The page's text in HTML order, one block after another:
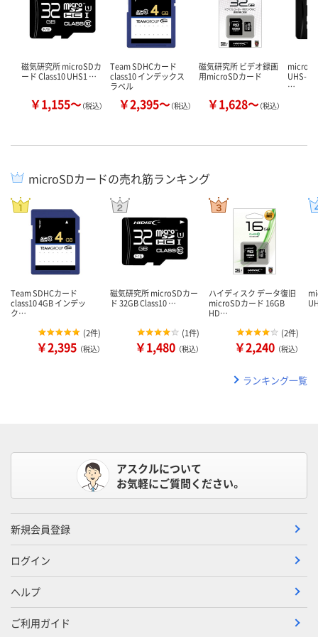
磁気研究所 microSDカ
ード Class10 UHS1 …
￥1,155～（税込）
Team SDHCカード
class10 インデックス
ラベル
￥2,395～（税込）
磁気研究所 ビデオ録画
用microSDカード
￥1,628～（税込）
UHS-I（
…
microSDカードの売れ筋ランキング
Team SDHCカード
class10 4GB インデッ
ク…
(2件)
￥2,395 （税込）
磁気研究所 microSDカー
ド 32GB Class10 …
(1件)
￥1,480 （税込）
ハイディスク データ復旧
microSDカード 16GB
HD…
(2件)
￥2,240 （税込）
ランキング一覧
アスクルについて
お気軽にご質問ください。
新規会員登録
ログイン
ヘルプ
ご利用ガイド